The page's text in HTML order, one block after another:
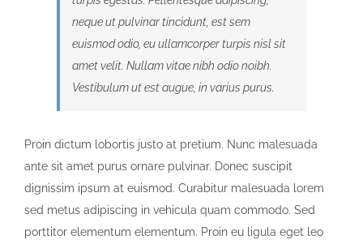
neque ut pulvinar tincidunt, est sem
euismod odio, eu ullamcorper turpis nisl sit
amet velit. Nullam vitae nibh odio noibh.
Vestibulum ut est augue, in varius purus.
Proin dictum lobortis justo at pretium. Nunc malesuada
ante sit amet purus ornare pulvinar. Donec suscipit
dignissim ipsum at euismod. Curabitur malesuada lorem
sed metus adipiscing in vehicula quam commodo. Sed
porttitor elementum elementum. Proin eu ligula eget leo